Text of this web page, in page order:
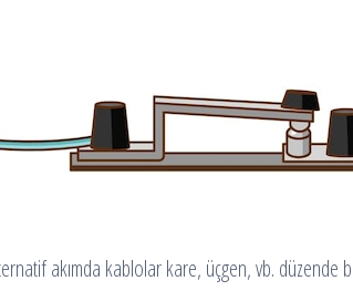
akımda kablolar kare, üçgen, vb. düzende